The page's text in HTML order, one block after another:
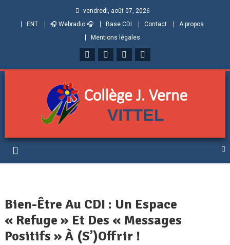
vendredi, août 07, 2026
ENT
🎧 Webradio 🎧 Base CDI Contact
A propos
Mentions légales
Collège Jules Verne de
Vittel (Vosges)
Bien-Être Au CDI : Un Espace
« Refuge » Et Des « Messages
Positifs » À (s’)offrir !